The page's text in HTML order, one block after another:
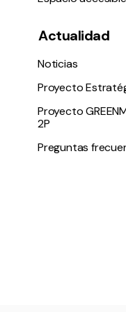
Actualidad
Noticias
Proyecto
Proyecto
2P
Preguntas